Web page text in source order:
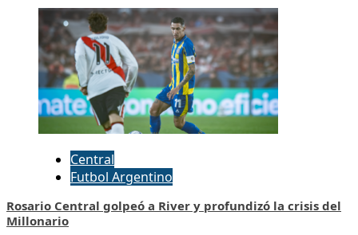
Central
Futbol Argentino
Rosario Central golpeó a River y profundizó la crisis del
Millonario